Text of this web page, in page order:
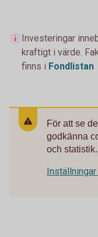
Investeringar
kraftigt i värde.
finns i Fondlistan
För att se
godkänna
och statistik.